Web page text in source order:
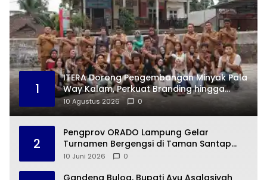
1
ITERA Dorong Pengembangan Minyak Pala
Way Kalam, Perkuat Branding hingga
Digital Marketing
10 Agustus 2026 0
2
Pengprov ORADO Lampung Gelar
Turnamen Bergengsi di Taman Santap
Rumah Kayu
10 Juni 2026 0